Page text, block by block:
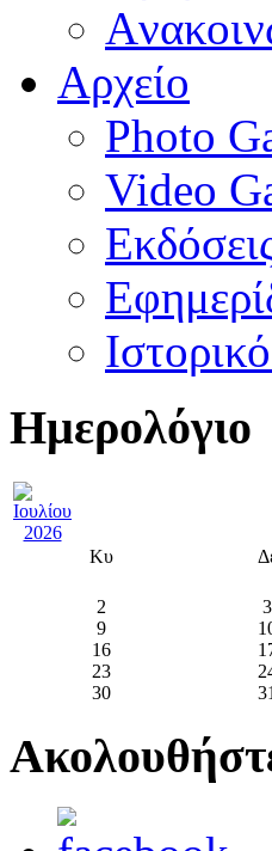
Αρχείο
Photo
Video
Ημερολόγιο
Κυ
2 3
9
16
23
30
31